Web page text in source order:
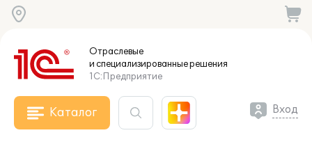
Отраслевые
и специализированныерешения
1С:Предприятие
Каталог Вход